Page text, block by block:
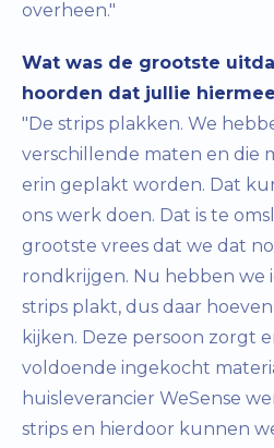
overheen."
Wat was de grootste
hoorden dat jullie
"De strips plakken. We
verschillende maten en die
erin geplakt worden. Dat
ons werk doen. Dat is te
grootste vrees dat we dat
rondkrijgen. Nu hebben we
strips plakt, dus daar
kijken. Deze persoon zorgt
voldoende ingekocht
huisleverancier WeSense
strips en hierdoor kunnen